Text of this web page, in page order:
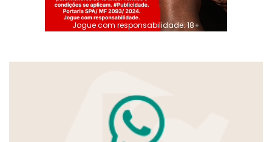
Jogue com responsabilidade. 18+